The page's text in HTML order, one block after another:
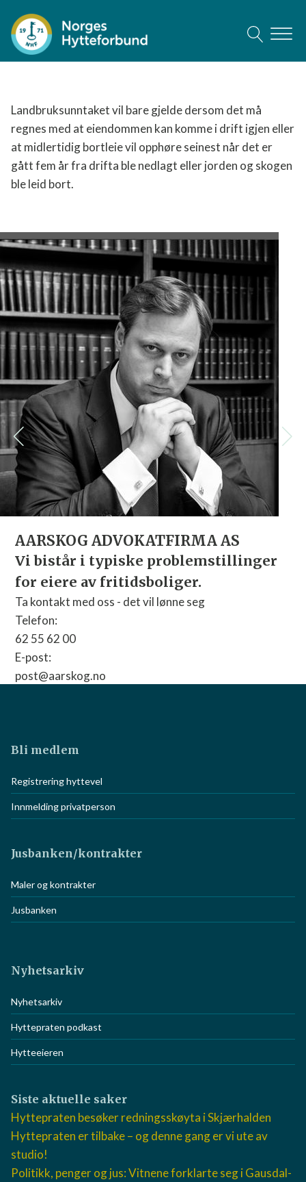
Landbruksunntaket vil bare gjelde dersom det må
regnes med at eiendommen kan komme i drift igjen eller
at midlertidig bortleie vil opphøre seinest når det er
gått fem år fra drifta ble nedlagt eller jorden og skogen
ble leid bort.
AARSKOG ADVOKATFIRMA AS
Vi bistår i typiske problemstillinger
for eiere av fritidsboliger.
Ta kontakt med oss - det vil lønne seg
Telefon:
62 55 62 00
E-post:
post@aarskog.no
Bli medlem
Registrering hyttevel
Innmelding privatperson
Jusbanken/kontrakter
Maler og kontrakter
Jusbanken
Nyhetsarkiv
Nyhetsarkiv
Hyttepraten podkast
Hytteeieren
Siste aktuelle saker
Hyttepraten besøker redningsskøyta i Skjærhalden
Hyttepraten er tilbake – og denne gang er vi ute av
studio!
Politikk, penger og jus: Vitnene forklarte seg i Gausdal-